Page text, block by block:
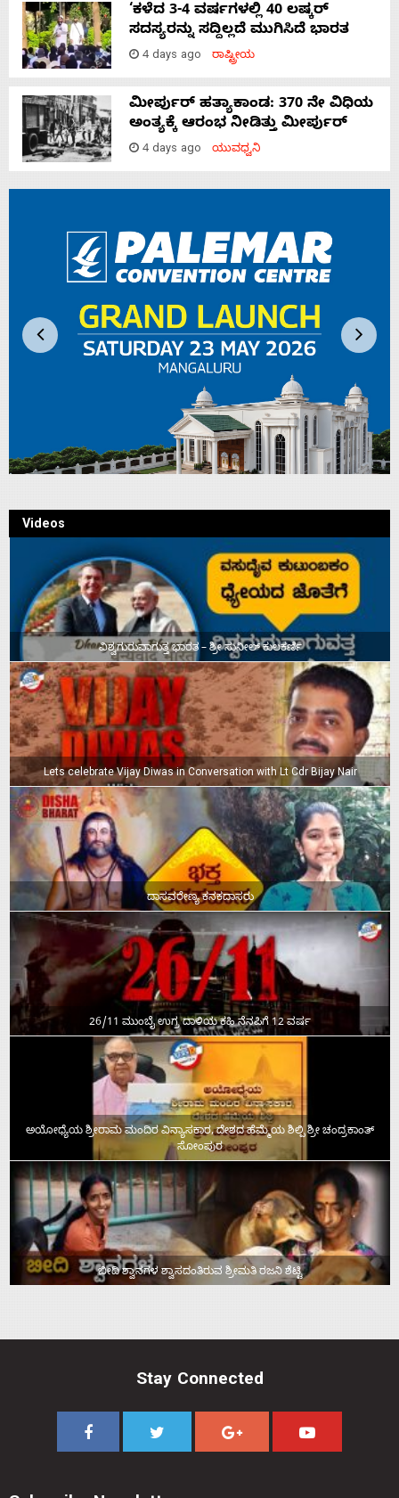
‘ಕಳೆದ 3-4 ವರ್ಷಗಳಲ್ಲಿ 40 ಲಷ್ಕರ್
ಸದಸ್ಯರನ್ನು ಸದ್ದಿಲ್ಲದೆ ಮುಗಿಸಿದೆ ಭಾರತ
4 days ago ರಾಷ್ಟ್ರೀಯ
ಮೀರ್ಪುರ್ ಹತ್ಯಾಕಾಂಡ: 370 ನೇ ವಿಧಿಯ
ಅಂತ್ಯಕ್ಕೆ ಆರಂಭ ನೀಡಿತ್ತು ಮೀರ್ಪುರ್
4 days ago ಯುವಧ್ವನಿ
Videos
ವಿಶ್ವಗುರುವಾಗುತ್ತ ಭಾರತ – ಶ್ರೀ ಸುನೀಲ್‌ ಕುಲಕರ್ಣಿ
Lets celebrate Vijay Diwas in Conversation with Lt Cdr Bijay Nair
ದಾಸವರೇಣ್ಯ ಕನಕದಾಸರು
26/11 ಮುಂಬೈ ಉಗ್ರ ದಾಳಿಯ ಕಹಿ ನೆನಪಿಗೆ 12 ವರ್ಷ
ಅಯೋಧ್ಯೆಯ ಶ್ರೀರಾಮ ಮಂದಿರ ವಿನ್ಯಾಸಕಾರ, ದೇಶದ ಹೆಮ್ಮೆಯ ಶಿಲ್ಪಿ ಶ್ರೀ ಚಂದ್ರಕಾಂತ್‌
ಸೋಂಪುರ
ಬೀದಿ ಶ್ವಾನಗಳ ಶ್ವಾಸದಂತಿರುವ ಶ್ರೀಮತಿ ರಜನಿ ಶೆಟ್ಟಿ
Stay Connected